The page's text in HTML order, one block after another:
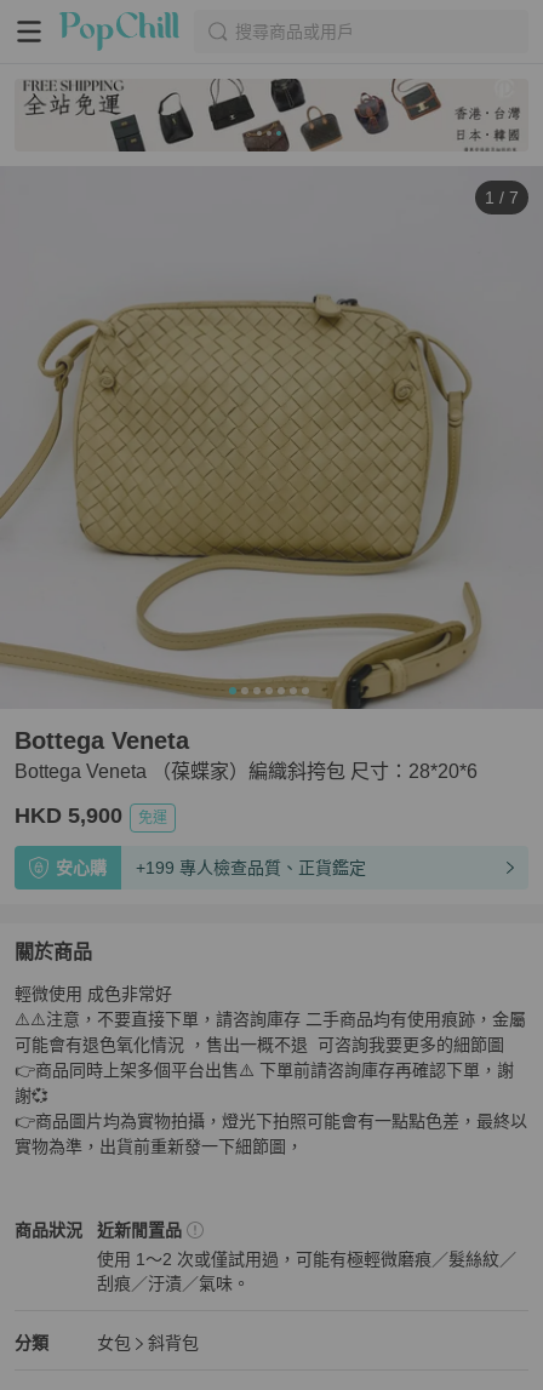
搜尋商品或用戶
1 / 7
Bottega Veneta （葆蝶家）編織斜挎包 尺寸：28*20*6
Bottega Veneta
HKD 5,900 免運
安心購 +199 專人檢查品質、正貨鑑定
關於商品
關於Bottega Veneta （葆蝶家）編織斜挎包 尺寸：28*20*6
輕微使用 成色非常好
⚠️⚠️注意，不要直接下單，請咨詢庫存 二手商品均有使用痕跡，金屬
可能會有退色氧化情況 ，售出一概不退  可咨詢我要更多的細節圖
👉商品同時上架多個平台出售⚠️ 下單前請咨詢庫存再確認下單，謝
謝💞
👉商品圖片均為實物拍攝，燈光下拍照可能會有一點點色差，最終以
實物為準，出貨前重新發一下細節圖，
商品狀況
Bottega Veneta女包商品狀態與細節
近新閒置品
使用 1～2 次或僅試用過，可能有極輕微磨痕／髮絲紋／
刮痕／汙漬／氣味。
分類
Bottega Veneta 女包分類資訊
女包
斜背包